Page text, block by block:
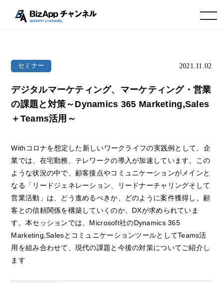
toggle navigation
セミナー 2021.11.02
デジタルマーケティング、マーケティング・営業
の課題と対策～Dynamics 365 Marketing,Sales
＋Teams活用～
Withコロナを想定した新しいワークライフの実践例として、企
業では、在宅勤務、テレワークの導入が加速しています。この
ような状況の中で、顧客接点やコミュニケーションがメインと
なる「リードジェネレーション、リードナーチャリングそして
営業活動」は、どう進めるべきか、どのように案件獲得し、顧
客との信頼関係を構築していくのか、DXが求められていま
す。本セッションでは、Microsoft社のDynamics 365
Marketing,SalesとコミュニケーションツールとしてTeams活
用を組み合わせて、現代の課題と今後の対策についてご紹介し
ます